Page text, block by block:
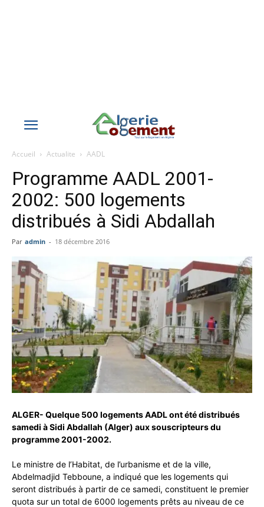
Accueil Actualite AADL
Programme AADL 2001-
2002: 500 logements
distribués à Sidi Abdallah
Par admin - 18 décembre 2016
ALGER- Quelque 500 logements AADL ont été distribués
samedi à Sidi Abdallah (Alger) aux souscripteurs du
programme 2001-2002.
Le ministre de l’Habitat, de l’urbanisme et de la ville,
Abdelmadjid Tebboune, a indiqué que les logements qui
seront distribués à partir de ce samedi, constituent le premier
quota sur un total de 6000 logements prêts au niveau de ce